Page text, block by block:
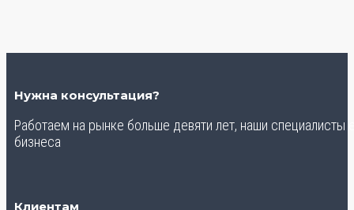
Нужна консультация?
Работаем на рынке больше девяти лет, наши
бизнеса
Клиентам